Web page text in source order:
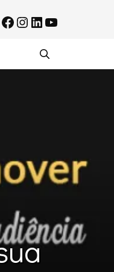
Facebook
Instagram
LinkedIn
Youtube